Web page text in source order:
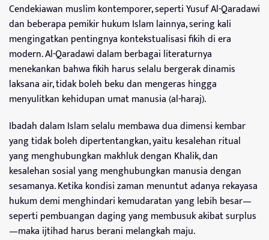
Cendekiawan muslim kontemporer, seperti Yusuf Al-Qaradawi
dan beberapa pemikir hukum Islam lainnya, sering kali
mengingatkan pentingnya kontekstualisasi fikih di era
modern. Al-Qaradawi dalam berbagai literaturnya
menekankan bahwa fikih harus selalu bergerak dinamis
laksana air, tidak boleh beku dan mengeras hingga
menyulitkan kehidupan umat manusia (al-haraj).
Ibadah dalam Islam selalu membawa dua dimensi kembar
yang tidak boleh dipertentangkan, yaitu kesalehan ritual
yang menghubungkan makhluk dengan Khalik, dan
kesalehan sosial yang menghubungkan manusia dengan
sesamanya. Ketika kondisi zaman menuntut adanya rekayasa
hukum demi menghindari kemudaratan yang lebih besar—
seperti pembuangan daging yang membusuk akibat surplus
—maka ijtihad harus berani melangkah maju.